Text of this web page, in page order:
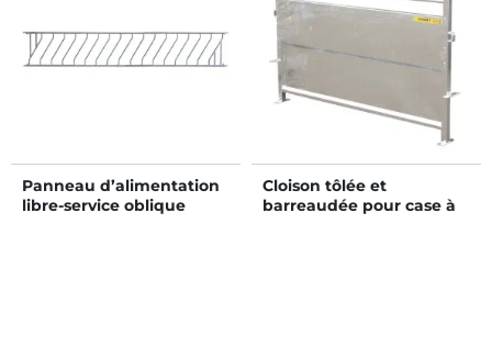
Panneau d’alimentation
libre-service oblique
Cloison tôlée et
barreaudée pour case à